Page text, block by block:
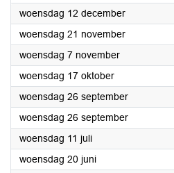
woensdag 12 december2018
woensdag 21 november2018
woensdag 7 november2018
woensdag 17 oktober2018
woensdag 26 september2018
woensdag 26 september2018
woensdag 11 juli2018
woensdag 20 juni2018